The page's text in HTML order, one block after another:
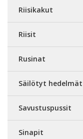
Riisikakut
Riisit
Rusinat
Säilötyt hedelmät
Savustuspussit
Sinapit